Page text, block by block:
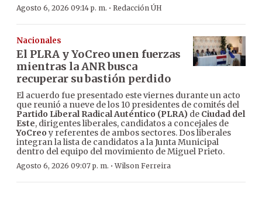
Agosto 6, 2026 09:14 p. m. · Redacción ÚH
Nacionales
El PLRA y YoCreo unen fuerzas
mientras la ANR busca
recuperar su bastión perdido
El acuerdo fue presentado este viernes durante un acto
que reunió a nueve de los 10 presidentes de comités del
Partido Liberal Radical Auténtico (PLRA) de Ciudad del
Este, dirigentes liberales, candidatos a concejales de
YoCreo y referentes de ambos sectores. Dos liberales
integran la lista de candidatos a la Junta Municipal
dentro del equipo del movimiento de Miguel Prieto.
Agosto 6, 2026 09:07 p. m. ·Wilson Ferreira